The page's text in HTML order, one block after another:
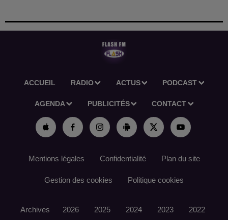
ACCUEIL RADIO ACTUS PODCAST
AGENDA PUBLICITÉS CONTACT
Mentions légales Confidentialité Plan du site
Gestion des cookies Politique cookies
Archives 2026 2025 2024 2023 2022